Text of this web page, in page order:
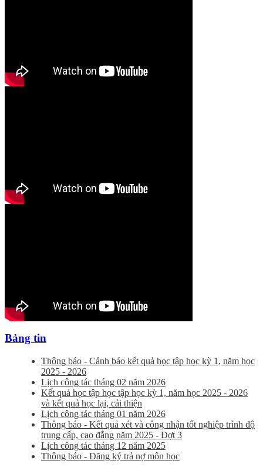
Bảng tin
Thông báo - Cảnh báo kết quả học tập học kỳ 1, năm học
2025 - 2026
Lịch công tác tháng 02 năm 2026
Kết quả học tập học tập học kỳ 1, năm học 2025 - 2026
và kết quả học lại, cải thiện
Lịch công tác tháng 01 năm 2026
Thông báo - Kết quả xét và công nhận tốt nghiệp trình độ
trung cấp, cao đẳng năm 2025 - Đợt 3
Lịch công tác tháng 12 năm 2025
Thông báo - Đăng ký trả nợ môn học